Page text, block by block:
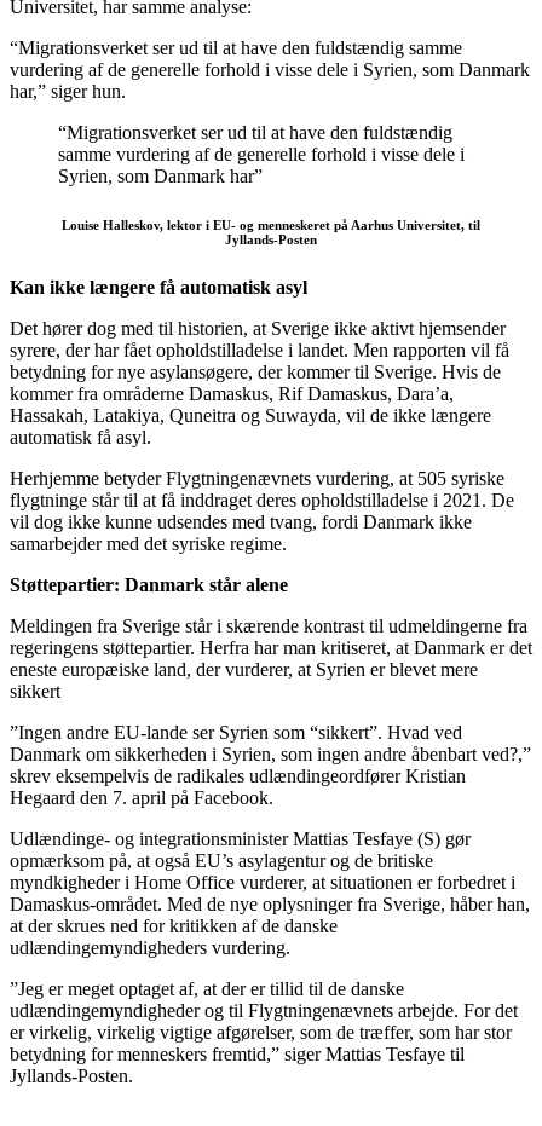
Universitet, har samme analyse:
“Migrationsverket ser ud til at have den fuldstændig samme
vurdering af de generelle forhold i visse dele i Syrien, som Danmark
har,” siger hun.
“Migrationsverket ser ud til at have den fuldstændig
samme vurdering af de generelle forhold i visse dele i
Syrien, som Danmark har”
Louise Halleskov, lektor i EU- og menneskeret på Aarhus Universitet, til
Jyllands-Posten
Kan ikke længere få automatisk asyl
Det hører dog med til historien, at Sverige ikke aktivt hjemsender
syrere, der har fået opholdstilladelse i landet. Men rapporten vil få
betydning for nye asylansøgere, der kommer til Sverige. Hvis de
kommer fra områderne Damaskus, Rif Damaskus, Dara’a,
Hassakah, Latakiya, Quneitra og Suwayda, vil de ikke længere
automatisk få asyl.
Herhjemme betyder Flygtningenævnets vurdering, at 505 syriske
flygtninge står til at få inddraget deres opholdstilladelse i 2021. De
vil dog ikke kunne udsendes med tvang, fordi Danmark ikke
samarbejder med det syriske regime.
Støttepartier: Danmark står alene
Meldingen fra Sverige står i skærende kontrast til udmeldingerne fra
regeringens støttepartier. Herfra har man kritiseret, at Danmark er det
eneste europæiske land, der vurderer, at Syrien er blevet mere
sikkert
”Ingen andre EU-lande ser Syrien som “sikkert”. Hvad ved
Danmark om sikkerheden i Syrien, som ingen andre åbenbart ved?,”
skrev eksempelvis de radikales udlændingeordfører Kristian
Hegaard den 7. april på Facebook.
Udlændinge- og integrationsminister Mattias Tesfaye (S) gør
opmærksom på, at også EU’s asylagentur og de britiske
myndkigheder i Home Office vurderer, at situationen er forbedret i
Damaskus-området. Med de nye oplysninger fra Sverige, håber han,
at der skrues ned for kritikken af de danske
udlændingemyndigheders vurdering.
”Jeg er meget optaget af, at der er tillid til de danske
udlændingemyndigheder og til Flygtningenævnets arbejde. For det
er virkelig, virkelig vigtige afgørelser, som de træffer, som har stor
betydning for menneskers fremtid,” siger Mattias Tesfaye til
Jyllands-Posten.